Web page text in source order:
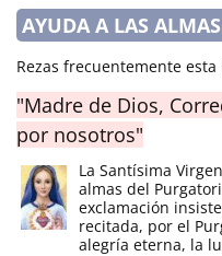
AYUDA A LAS
Rezas frecuentemente
"Madre de Dios,
por nosotros"
La Santísima
almas del
exclamación
recitada, por el
alegría eterna, la